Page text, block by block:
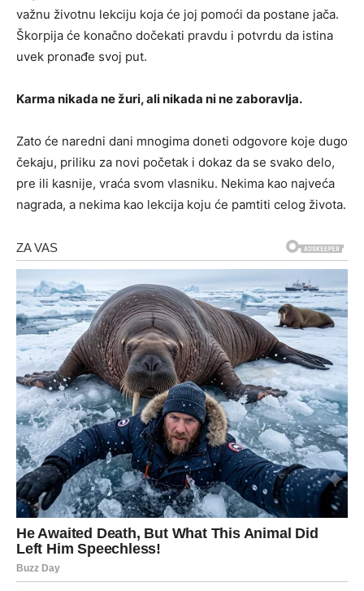
važnu životnu lekciju koja će joj pomoći da postane jača.
Škorpija će konačno dočekati pravdu i potvrdu da istina
uvek pronađe svoj put.
Karma nikada ne žuri, ali nikada ni ne zaboravlja.
Zato će naredni dani mnogima doneti odgovore koje dugo
čekaju, priliku za novi početak i dokaz da se svako delo,
pre ili kasnije, vraća svom vlasniku. Nekima kao najveća
nagrada, a nekima kao lekcija koju će pamtiti celog života.